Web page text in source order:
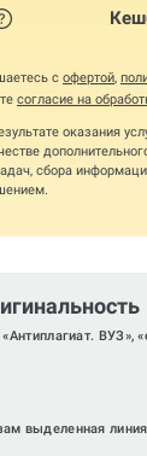
с офертой,
согласие на
оказания
сбора
ВУЗ»,
выделенная линия